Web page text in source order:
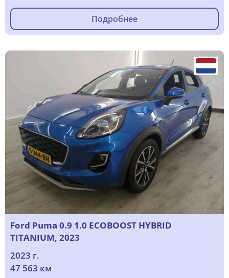
Подробнее
Ford Puma 0.9 1.0 ECOBOOST HYBRID
TITANIUM, 2023
2023 г.
47 563 км